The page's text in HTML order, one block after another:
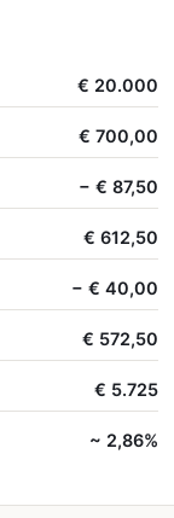
€ 20.000
€ 700,00
− € 87,50
€ 612,50
− € 40,00
€ 572,50
€ 5.725
~ 2,86%